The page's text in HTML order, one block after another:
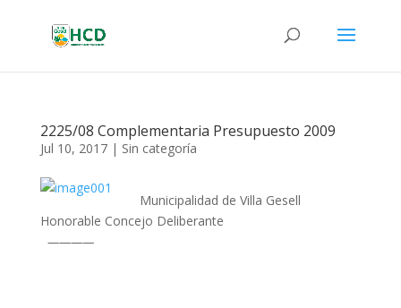
2225/08 Complementaria Presupuesto 2009
Jul 10, 2017| Sin categoría
Municipalidad de Villa Gesell
Honorable Concejo Deliberante
————